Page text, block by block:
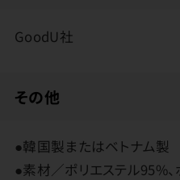
GoodU社
その他
●韓国製またはベトナム製
●素材／ポリエステル95%